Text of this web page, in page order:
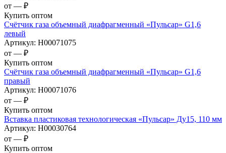
от — ₽
Купить оптом
Счётчик газа объемный диафрагменный «Пульсар» G1,6
левый
Артикул: Н00071075
от — ₽
Купить оптом
Счётчик газа объемный диафрагменный «Пульсар» G1,6
правый
Артикул: Н00071076
от — ₽
Купить оптом
Вставка пластиковая технологическая «Пульсар» Ду15, 110 мм
Артикул: Н00030764
от — ₽
Купить оптом